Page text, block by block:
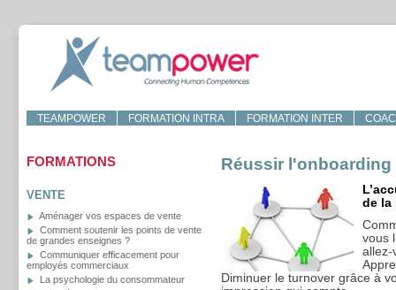
TEAMPOWER FORMATION INTRA FORMATION INTER
FORMATIONS
VENTE
Aménager vos espaces de vente
Comment soutenir les points de vente
de grandes enseignes ?
Communiquer efficacement pour
employés commerciaux
La psychologie du consommateur
Réussir
de la
vous
allez-
Diminuer le turnover grâce à